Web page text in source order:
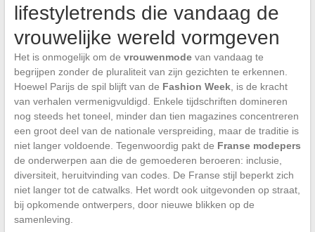
lifestyletrends die vandaag de
vrouwelijke wereld vormgeven
Het is onmogelijk om de vrouwenmodevan vandaag te
begrijpen zonder de pluraliteit van zijn gezichten te erkennen.
Hoewel Parijs de spil blijft van de Fashion Week, is de kracht
van verhalen vermenigvuldigd. Enkele tijdschriften domineren
nog steeds het toneel, minder dan tien magazines concentreren
een groot deel van de nationale verspreiding, maar de traditie is
niet langer voldoende. Tegenwoordig pakt de Franse modepers
de onderwerpen aan die de gemoederen beroeren: inclusie,
diversiteit, heruitvinding van codes. De Franse stijl beperkt zich
niet langer tot de catwalks. Het wordt ook uitgevonden op straat,
bij opkomende ontwerpers, door nieuwe blikken op de
samenleving.